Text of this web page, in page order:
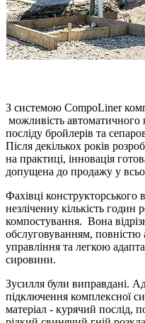
З системою CompoLiner
можливість автоматичного
посліду бройлерів та
Після декількох років
на практиці, інновація
допущена до продажу у
Фахівці конструкторського
незліченну кількість
компостування. Вона
обслуговуванням,
управління та легкою
сировини.
Зусилля були виправдані.
підключення комплексної
матеріал - курячий послід,